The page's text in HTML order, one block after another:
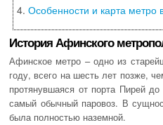
Особенности и карта метро
История Афинского
Афинское метро – одно из
году, всего на шесть лет позже,
протянувшаяся от порта Пирей
самый обычный паровоз. В
была полностью наземной.